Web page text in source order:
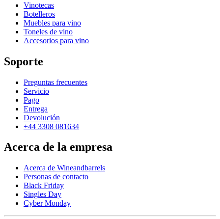
Vinotecas
Botelleros
Muebles para vino
Toneles de vino
Accesorios para vino
Soporte
Preguntas frecuentes
Servicio
Pago
Entrega
Devolución
+44 3308 081634
Acerca de la empresa
Acerca de Wineandbarrels
Personas de contacto
Black Friday
Singles Day
Cyber Monday